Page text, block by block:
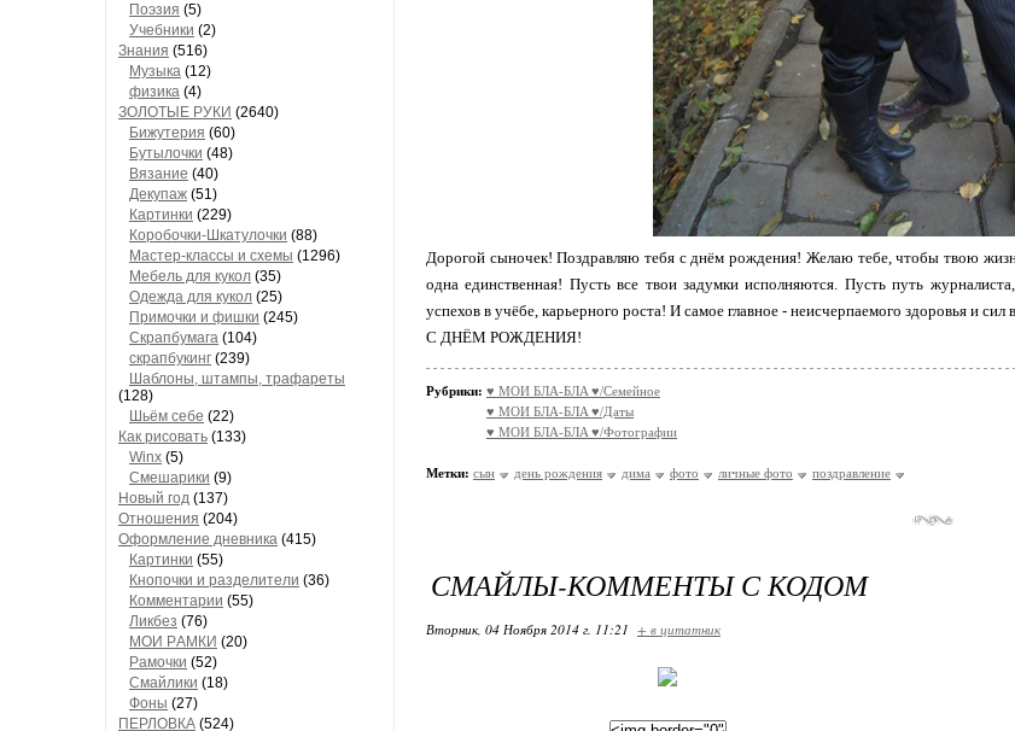
Поэзия (5)
Учебники (2)
Знания (516)
Музыкa (12)
физика (4)
ЗОЛОТЫЕ РУКИ (2640)
Бижутерия (60)
Бутылочки (48)
Вязaние (40)
Декупaж (51)
Кaртинки (229)
Коробочки-Шкатулочки (88)
Мастер-классы и схемы (1296)
Мебель для кукол (35)
Одеждa для кукол (25)
Примочки и фишки (245)
Скрaпбумaгa (104)
скрапбукинг (239)
Шaблоны, штaмпы, трaфaреты
(128)
Шьём себе (22)
Как рисовать (133)
Winx (5)
Смешарики (9)
Новый год (137)
Отношения (204)
Оформление дневника (415)
Кaртинки (55)
Кнопочки и рaзделители (36)
Комментaрии (55)
Ликбез (76)
МОИ РAМКИ (20)
Рaмочки (52)
Смaйлики (18)
Фоны (27)
ПЕРЛОВКА (524)
Дорогой сыночек! Поздравляю тебя с днём рождения! Желаю тебе, чтобы твою
одна единственная! Пусть все твои задумки исполняются. Пусть путь
успехов в учёбе, карьерного роста! И самое главное - неисчерпаемого здоровья и сил
С ДНЁМ РОЖДЕНИЯ!
Рубрики: ♥ МОИ БЛA-БЛA ♥/Семейное
♥ МОИ БЛA-БЛA ♥/Даты
♥ МОИ БЛA-БЛA ♥/Фотографии
Метки: сын день рождения дима фото личные фото поздравление
СМАЙЛЫ-КОММЕНТЫ С КОДОМ
Вторник, 04 Ноября 2014 г. 11:21 + в цитатник